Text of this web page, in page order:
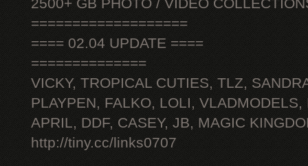
2500+ GB PHOTO / VIDEO
===================
==== 02.04 UPDATE ====
==============
VICKY, TROPICAL CUTIES, TLZ,
PLAYPEN, FALKO, LOLI, VLADMODELS,
APRIL, DDF, CASEY, JB, MAGIC
http://tiny.cc/links0707